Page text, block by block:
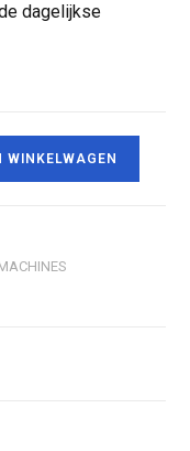
dagelijkse
WINKELWAGEN